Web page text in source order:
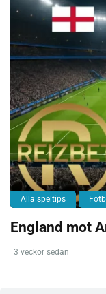
Alla speltips
England mot
3 veckor sedan